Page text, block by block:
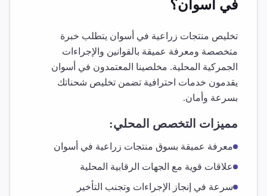
في أسوان؟
تخليص منتجات زراعية في أسوان يتطلب خبرة
متخصصة ومعرفة عميقة بالقوانين والإجراءات
الجمركية المحلية. مخلصينا المعتمدون في أسوان
يقدمون خدمات احترافية تضمن تخليص شحناتك
بسرعة وأمان.
مميزات التخصص المحلي:
معرفة عميقة بسوق منتجات زراعية في أسوان
علاقات قوية مع الجهات الرقابية المحلية
سرعة في إنجاز الإجراءات وتجنب التأخير